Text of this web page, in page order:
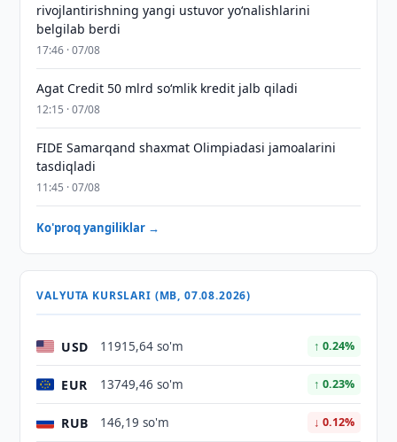
rivojlantirishning yangi ustuvor yoʻnalishlarini
belgilab berdi
17:46 · 07/08
Agat Credit 50 mlrd so‘mlik kredit jalb qiladi
12:15 · 07/08
FIDE Samarqand shaxmat Olimpiadasi jamoalarini
tasdiqladi
11:45 · 07/08
Ko'proq yangiliklar →
VALYUTA KURSLARI (MB, 07.08.2026)
USD 11915,64 so'm ↑ 0.24%
EUR 13749,46 so'm ↑ 0.23%
RUB 146,19 so'm ↓ 0.12%